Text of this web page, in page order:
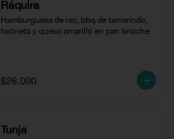
Ráquira
Hamburguesa de res, bbq de tamarindo,
tocineta y queso amarillo en pan brioche.
$26.000
Tunja